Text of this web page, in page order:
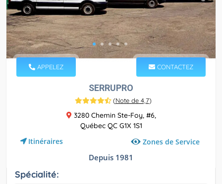
APPELEZ CONTACTEZ
SERRUPRO
(Note de 4,7)
3280 Chemin Ste-Foy, #6,
Québec QC G1X 1S1
Itinéraires Zones de Service
Depuis 1981
Spécialité: